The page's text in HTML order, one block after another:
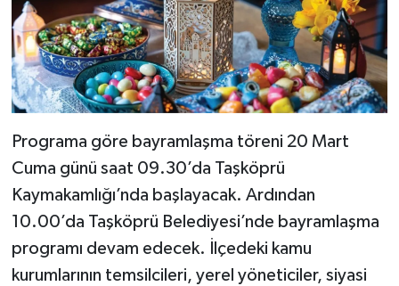
Programa göre bayramlaşma töreni 20 Mart
Cuma günü saat 09.30’da Taşköprü
Kaymakamlığı’nda başlayacak. Ardından
10.00’da Taşköprü Belediyesi’nde bayramlaşma
programı devam edecek. İlçedeki kamu
kurumlarının temsilcileri, yerel yöneticiler, siyasi
Haber Arşivi